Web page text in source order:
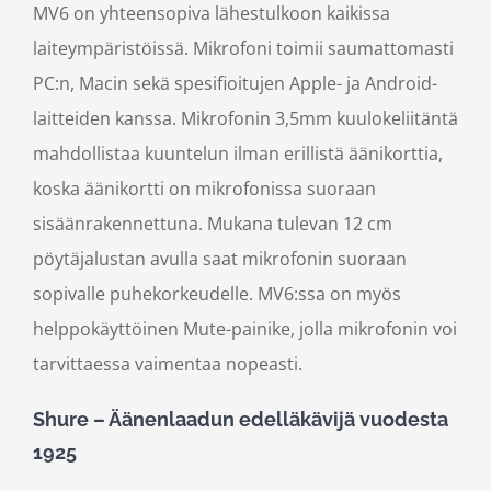
MV6 on yhteensopiva lähestulkoon kaikissa
laiteympäristöissä. Mikrofoni toimii saumattomasti
PC:n, Macin sekä spesifioitujen Apple- ja Android-
laitteiden kanssa. Mikrofonin 3,5mm kuulokeliitäntä
mahdollistaa kuuntelun ilman erillistä äänikorttia,
koska äänikortti on mikrofonissa suoraan
sisäänrakennettuna. Mukana tulevan 12 cm
pöytäjalustan avulla saat mikrofonin suoraan
sopivalle puhekorkeudelle. MV6:ssa on myös
helppokäyttöinen Mute-painike, jolla mikrofonin voi
tarvittaessa vaimentaa nopeasti.
Shure –Äänenlaadun edelläkävijä vuodesta
1925